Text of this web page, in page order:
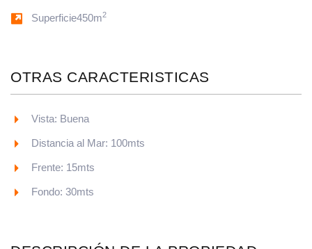
Superficie450m2
OTRAS CARACTERISTICAS
Vista: Buena
Distancia al Mar: 100mts
Frente: 15mts
Fondo: 30mts